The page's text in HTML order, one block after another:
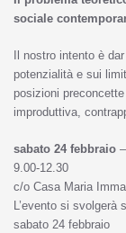
sociale
Il nostro intento è
potenzialità e sui
posizioni
improduttiva,
sabato 24 febbraio
9.00-12.30
c/o Casa Maria
L’evento si svolgerà
sabato 24 febbraio